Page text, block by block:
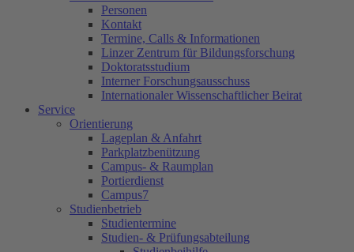
Personen
Kontakt
Termine, Calls & Informationen
Linzer Zentrum für Bildungsforschung
Doktoratsstudium
Interner Forschungsausschuss
Internationaler Wissenschaftlicher Beirat
Service
Orientierung
Lageplan & Anfahrt
Parkplatzbenützung
Campus- & Raumplan
Portierdienst
Campus7
Studienbetrieb
Studientermine
Studien- & Prüfungsabteilung